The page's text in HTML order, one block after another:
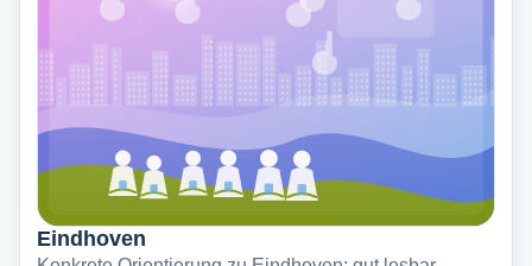
Eindhoven